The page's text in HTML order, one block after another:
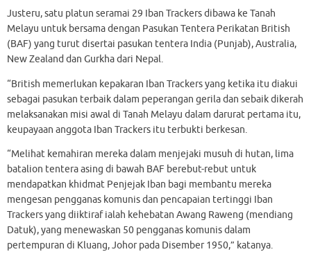
Justeru, satu platun seramai 29 Iban Trackers dibawa ke Tanah
Melayu untuk bersama dengan Pasukan Tentera Perikatan British
(BAF) yang turut disertai pasukan tentera India (Punjab), Australia,
New Zealand dan Gurkha dari Nepal.
“British memerlukan kepakaran Iban Trackers yang ketika itu diakui
sebagai pasukan terbaik dalam peperangan gerila dan sebaik dikerah
melaksanakan misi awal di Tanah Melayu dalam darurat pertama itu,
keupayaan anggota Iban Trackers itu terbukti berkesan.
“Melihat kemahiran mereka dalam menjejaki musuh di hutan, lima
batalion tentera asing di bawah BAF berebut-rebut untuk
mendapatkan khidmat Penjejak Iban bagi membantu mereka
mengesan pengganas komunis dan pencapaian tertinggi Iban
Trackers yang diiktiraf ialah kehebatan Awang Raweng (mendiang
Datuk), yang menewaskan 50 pengganas komunis dalam
pertempuran di Kluang, Johor pada Disember 1950,” katanya.